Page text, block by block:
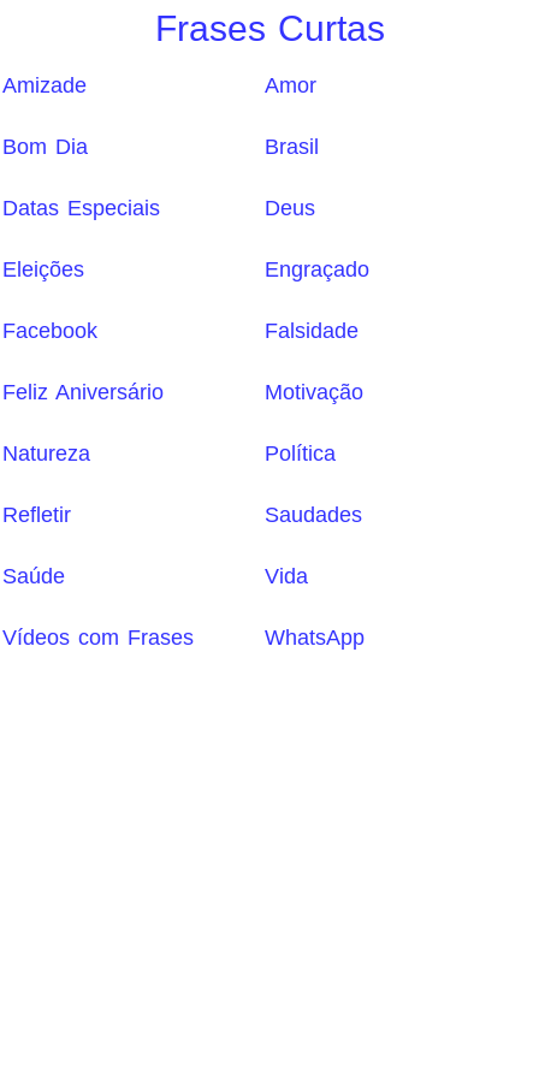
Frases Curtas
Amizade Amor
Bom Dia Brasil
Datas Especiais Deus
Eleições Engraçado
Facebook Falsidade
Feliz Aniversário Motivação
Natureza Política
Refletir Saudades
Saúde Vida
Vídeos com Frases WhatsApp